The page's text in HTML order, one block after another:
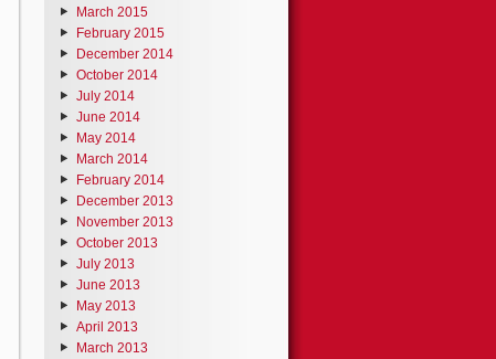
March 2015
February 2015
December 2014
October 2014
July 2014
June 2014
May 2014
March 2014
February 2014
December 2013
November 2013
October 2013
July 2013
June 2013
May 2013
April 2013
March 2013